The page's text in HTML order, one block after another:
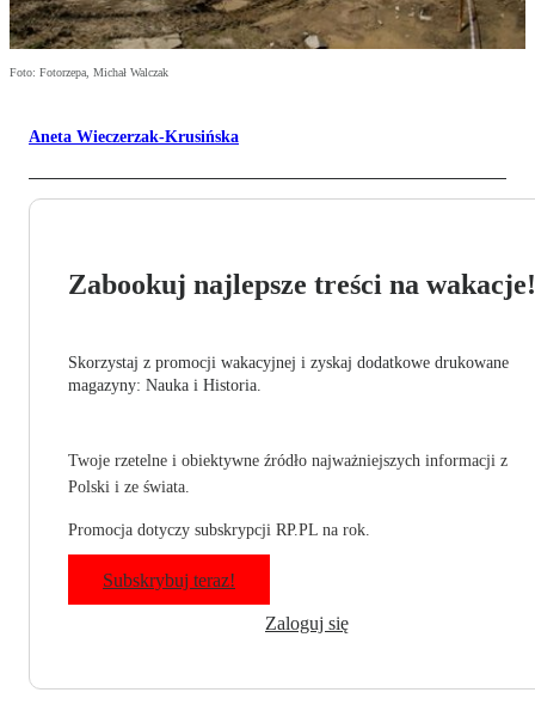
Foto: Fotorzepa, Michał Walczak
Aneta Wieczerzak-Krusińska
Zabookuj najlepsze treści na wakacje!
Skorzystaj z promocji wakacyjnej i zyskaj dodatkowe drukowane
magazyny: Nauka i Historia.
Twoje rzetelne i obiektywne źródło najważniejszych informacji z
Polski i ze świata.
Promocja dotyczy subskrypcji RP.PL na rok.
Subskrybuj teraz!
Zaloguj się